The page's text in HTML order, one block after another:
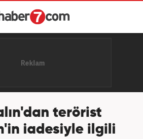
terörist
iadesiyle ilgili